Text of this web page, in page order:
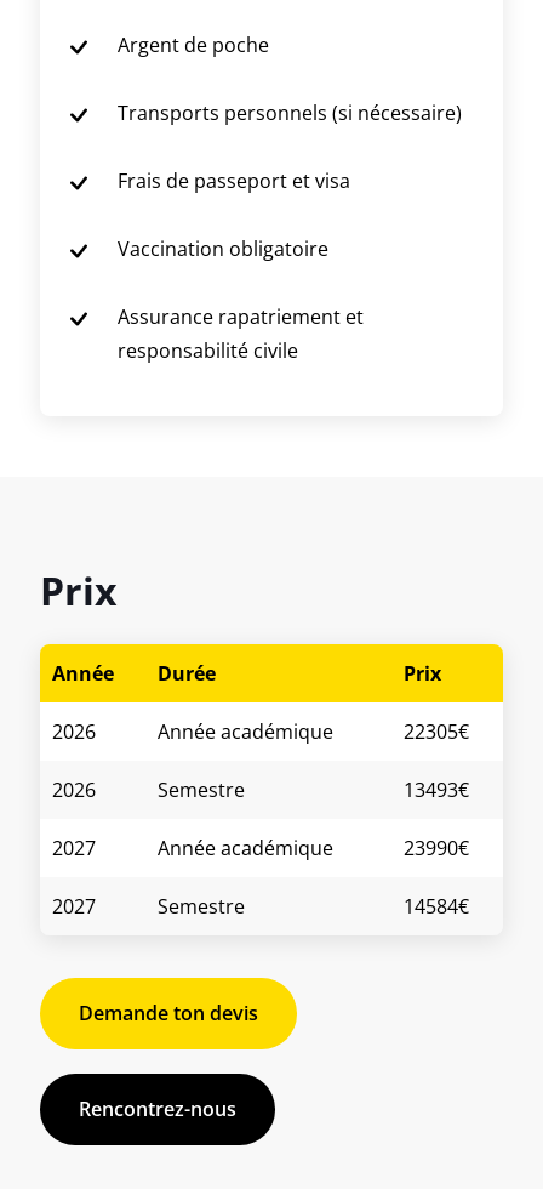
Argent de poche
Transports personnels (si nécessaire)
Frais de passeport et visa
Vaccination obligatoire
Assurance rapatriement et
responsabilité civile
Prix
Année Durée Prix
2026 Année académique 22305€
2026 Semestre 13493€
2027 Année académique 23990€
2027 Semestre 14584€
Demande ton devis
Rencontrez-nous